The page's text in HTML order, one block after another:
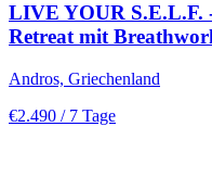
LIVE YOUR S.E.L.F.
Retreat mit
Andros, Griechenland
€2.490 / 7 Tage